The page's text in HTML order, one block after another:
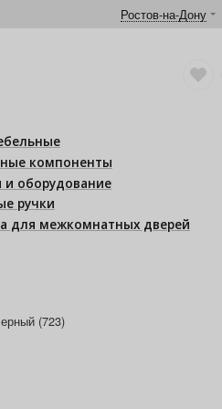
Ростов-на-Дону
компоненты
оборудование
ручки
для межкомнатных дверей
(723)